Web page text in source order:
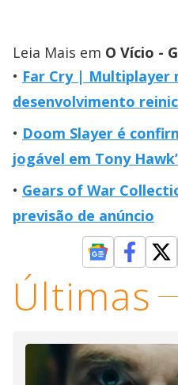
Leia Mais em O Vício -
Far Cry | Multiplayer
desenvolvimento
Doom Slayer é
jogável em Tony
Gears of War
previsão de anúncio
Últimas